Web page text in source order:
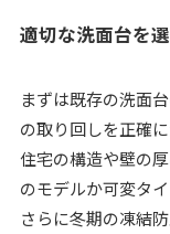
適切な洗面台を
まずは既存の洗面
の取り回しを正確に
住宅の構造や壁の
のモデルか可変タ
さらに冬期の凍結